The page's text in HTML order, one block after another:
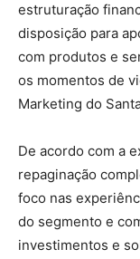
estruturação
disposição para
com produtos e
os momentos de
Marketing do
De acordo com a
repaginação
foco nas
do segmento e
investimentos e